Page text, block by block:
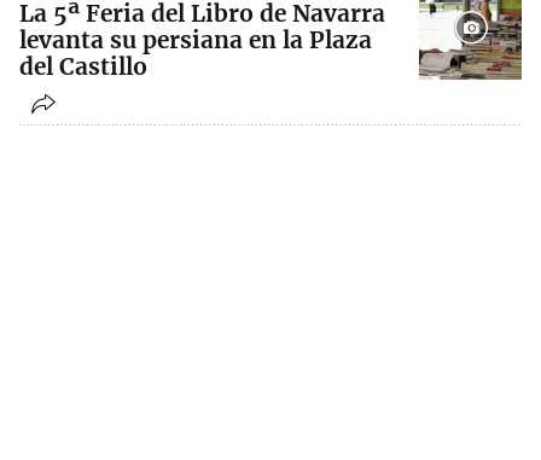
La 5ª Feria del Libro de Navarra
levanta su persiana en la Plaza
del Castillo